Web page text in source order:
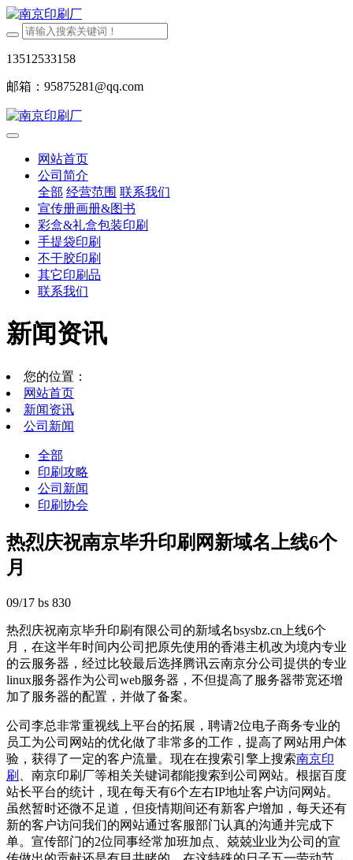
13512533158
邮箱：95875281@qq.com
网站首页
公司简介
全部 经营范围 联系我们
宣传册画册&图书
彩盒&礼盒包装印刷
手提袋印刷
不干胶印刷
其它印刷品
联系我们
新闻资讯
您的位置：
网站首页
新闻资讯
公司新闻
全部
印刷攻略
公司新闻
印刷协会
热烈庆祝南京毕升印刷网新域名上线6个
月
09/17 bs 830
热烈庆祝南京毕升印刷有限公司的新域名bsysbz.cn上线6个
月，在这半年时间内公司把原先使用的香港主机改为境内专业
的云服务器，经过比较最后选择腾讯云南京分公司提供的专业
linux服务器作为公司web服务器，不但提高了服务器带宽还增
加了服务器的配置，并做了备案。
公司李总非常重视线上平台的拓展，聘请2位电子商务专业的
员工为公司网站的优化做了非常多的工作，提高了网站用户体
验，获得了一定的客户流量。现在在搜索引擎上搜索南京印
刷
、南京印刷厂等相关关键词都能搜索到公司网站。根据百度
站长平台的统计，现在每天有6个左右IP地址客户访问网站。
虽然暂时还微不足道，但疫情期间还有新客户增加，每天还有
新的客户访问我们的网站通过客服部门认真的沟通并完成下
单。宣传部门的2位同事经常加班加点、兢兢业业为公司的宣